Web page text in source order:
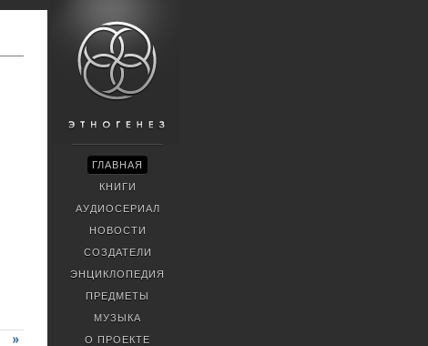
ГЛАВНАЯ
КНИГИ
АУДИОСЕРИАЛ
НОВОСТИ
СОЗДАТЕЛИ
ЭНЦИКЛОПЕДИЯ
ПРЕДМЕТЫ
МУЗЫКА
О ПРОЕКТЕ